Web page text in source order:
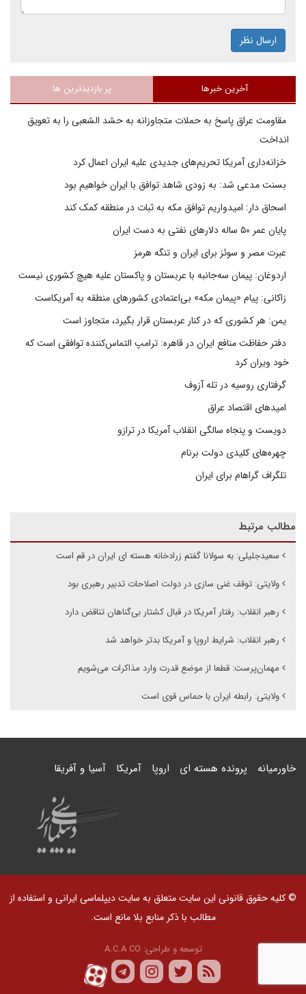
ارسال نظر
آخرین خبرها پر بازدیدترین ها
مقاومت عراق پاسخ به حملات متجاوزانه به حشد الشعبی را به تعویق
انداخت
خزانه‌داری آمریکا تحریم‌های جدیدی علیه ایران اعمال کرد
بسنت مدعی شد: به زودی شاهد توافق با ایران خواهیم بود
اسحاق دار: امیدواریم توافق مکه به ثبات در منطقه کمک کند
پایان عمر ۵۰ ساله دلارهای نفتی به دست ایران
عبرت مصر و سوئز برای ایران و تنگه هرمز
اردوغان: پیمان سه‌جانبه با عربستان و پاکستان علیه هیچ کشوری نیست
زاکانی: پیام «پیمان مکه» بی‌اعتمادی کشورهای منطقه به آمریکاست
یمن: هر کشوری که در کنار عربستان قرار بگیرد، متجاوز است
دفتر حفاظت منافع ایران در قاهره: ترامپ التماس‌کننده توافقی است که
خود ویران کرد
گرفتاری روسیه در تله آزوف
امیدهای اقتصاد عراق
دویست و پنجاه سالگی انقلاب آمریکا در ترازو
چهره‌های کلیدی دولت برنام
تلگراف گراهام برای ایران
مطالب مرتبط
سعیدجلیلی: به سولانا گفتم زرادخانه هسته ای ایران در قم است
ولایتی: توقف غنی سازی در دولت اصلاحات تدبیر رهبری بود
رهبر انقلاب: رفتار آمریکا در قبال کشتار بی‌گناهان تناقض دارد
رهبر انقلاب: شرایط اروپا و آمریکا بدتر خواهد شد
مهمان‌پرست: قطعا از موضع قدرت وارد مذاکرات می‌شویم
ولایتی: رابطه ایران با حماس قوی است
خاورمیانه پرونده هسته ای اروپا آمریکا آسیا و آفریقا
© کلیه حقوق قانونی این سایت متعلق به سایت دیپلماسی ایرانی و استفاده از
مطالب با ذکر منابع بلا مانع است.
توسعه و طراحی: A.C.A CO